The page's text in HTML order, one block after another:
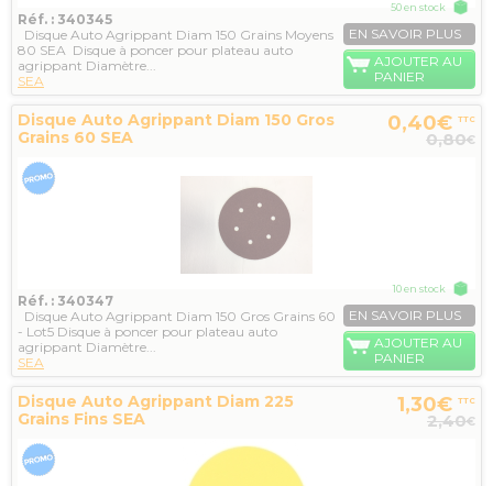
Réf. : 340345
Disque Auto Agrippant Diam 150 Grains Moyens
80 SEA Disque à poncer pour plateau auto
agrippant Diamètre...
SEA
50 en stock
EN SAVOIR PLUS
AJOUTER AU
PANIER
Disque Auto Agrippant Diam 150 Gros
Grains 60 SEA
0,40€ TTC
0,80€
Réf. : 340347
Disque Auto Agrippant Diam 150 Gros Grains 60
- Lot5 Disque à poncer pour plateau auto
agrippant Diamètre...
SEA
10 en stock
EN SAVOIR PLUS
AJOUTER AU
PANIER
Disque Auto Agrippant Diam 225
Grains Fins SEA
1,30€ TTC
2,40€